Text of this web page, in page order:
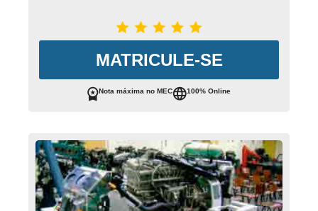
MATRICULE-SE
Nota máxima no MEC 100% Online